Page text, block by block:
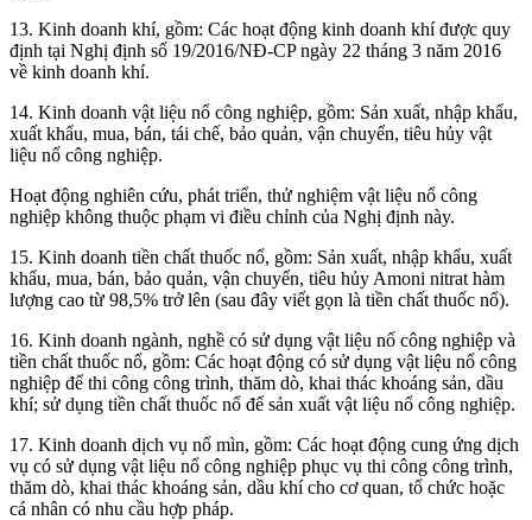
13. Kinh doanh khí, gồm: Các hoạt động kinh doanh khí được quy
định tại Nghị định số 19/2016/NĐ-CP ngày 22 tháng 3 năm 2016
về kinh doanh khí.
14. Kinh doanh vật liệu nổ công nghiệp, gồm: Sản xuất, nhập khẩu,
xuất khẩu, mua, bán, tái chế, bảo quản, vận chuyển, tiêu hủy vật
liệu nổ công nghiệp.
Hoạt động nghiên cứu, phát triển, thử nghiệm vật liệu nổ công
nghiệp không thuộc phạm vi điều chỉnh của Nghị định này.
15. Kinh doanh tiền chất thuốc nổ, gồm: Sản xuất, nhập khẩu, xuất
khẩu, mua, bán, bảo quản, vận chuyển, tiêu hủy Amoni nitrat hàm
lượng cao từ 98,5% trở lên (sau đây viết gọn là tiền chất thuốc nổ).
16. Kinh doanh ngành, nghề có sử dụng vật liệu nổ công nghiệp và
tiền chất thuốc nổ, gồm: Các hoạt động có sử dụng vật liệu nổ công
nghiệp để thi công công trình, thăm dò, khai thác khoáng sản, dầu
khí; sử dụng tiền chất thuốc nổ để sản xuất vật liệu nổ công nghiệp.
17. Kinh doanh dịch vụ nổ mìn, gồm: Các hoạt động cung ứng dịch
vụ có sử dụng vật liệu nổ công nghiệp phục vụ thi công công trình,
thăm dò, khai thác khoáng sản, dầu khí cho cơ quan, tổ chức hoặc
cá nhân có nhu cầu hợp pháp.